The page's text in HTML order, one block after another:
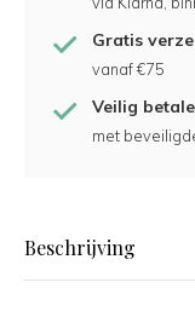
Gratis
vanaf €75
Veilig
met
Beschrijving